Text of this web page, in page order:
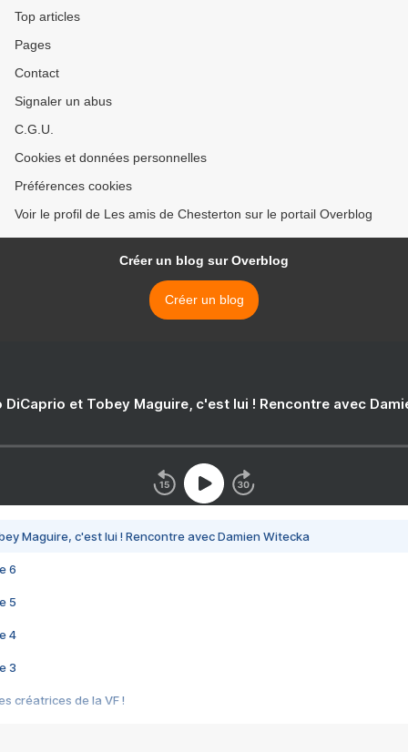
Top articles
Pages
Contact
Signaler un abus
C.G.U.
Cookies et données personnelles
Préférences cookies
Voir le profil de Les amis de Chesterton sur le portail Overblog
Créer un blog sur Overblog
Créer un blog
DiCaprio et Tobey Maguire, c'est lui ! Rencontre avec
Maguire, c'est lui ! Rencontre avec Damien Witecka
6
5
4
3
créatrices de la VF !